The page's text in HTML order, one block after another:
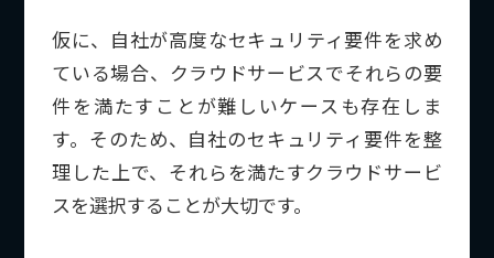
仮に、自社が高度なセキュリティ要件を求め
ている場合、クラウドサービスでそれらの要
件を満たすことが難しいケースも存在しま
す。そのため、自社のセキュリティ要件を整
理した上で、それらを満たすクラウドサービ
スを選択することが大切です。